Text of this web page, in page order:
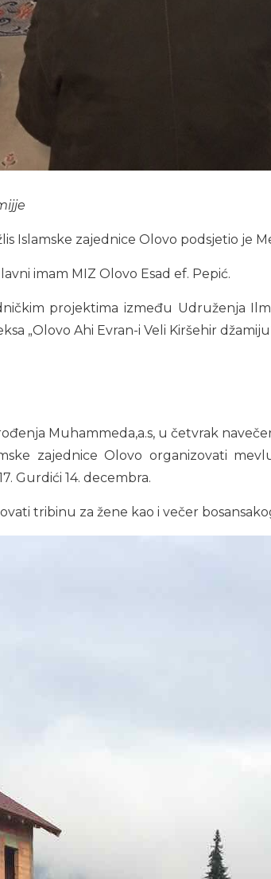
Islamske zajednice Olovo podsjetio je
imam MIZ Olovo Esad ef. Pepić.
projektima između Udruženja
„Olovo Ahi Evran-i Veli Kiršehir
Muhammeda,a.s, u četvrak
zajednice Olovo organizovati
Gurdići 14. decembra.
tribinu za žene kao i večer